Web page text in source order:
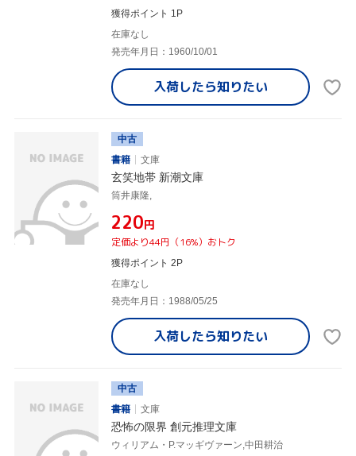
獲得ポイント 1P
在庫なし
発売年月日：1960/10/01
入荷したら知りたい
中古
書籍
文庫
玄笑地帯 新潮文庫
筒井康隆,
¥220円
定価より44円（16%）おトク
獲得ポイント 2P
在庫なし
発売年月日：1988/05/25
入荷したら知りたい
中古
書籍
文庫
恐怖の限界 創元推理文庫
ウィリアム・P.マッギヴァーン,中田耕治